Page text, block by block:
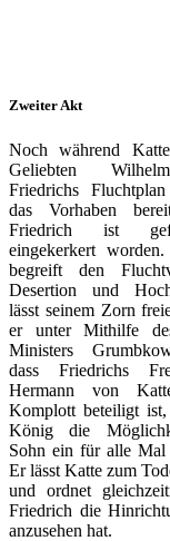
Zweiter Akt
Noch während
Geliebten
Friedrichs
das Vorhaben
Friedrich ist
eingekerkert
begreift den
Desertion und
lässt seinem Zorn
er unter Mithilfe
Ministers
dass Friedrichs
Hermann von
Komplott beteiligt
König die
Sohn ein für alle Mal
Er lässt Katte zum
und ordnet
Friedrich die
anzusehen hat.